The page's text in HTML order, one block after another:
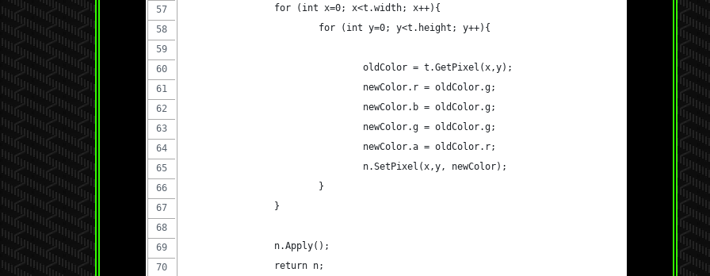
		for (int x=0; x<t.width; x++){
			for (int y=0; y<t.height; y++){
				oldColor = t.GetPixel(x,y);
				newColor.r = oldColor.g;
				newColor.b = oldColor.g;
				newColor.g = oldColor.g;
				newColor.a = oldColor.r;
				n.SetPixel(x,y, newColor);
			}
		}
		n.Apply();
		return n;